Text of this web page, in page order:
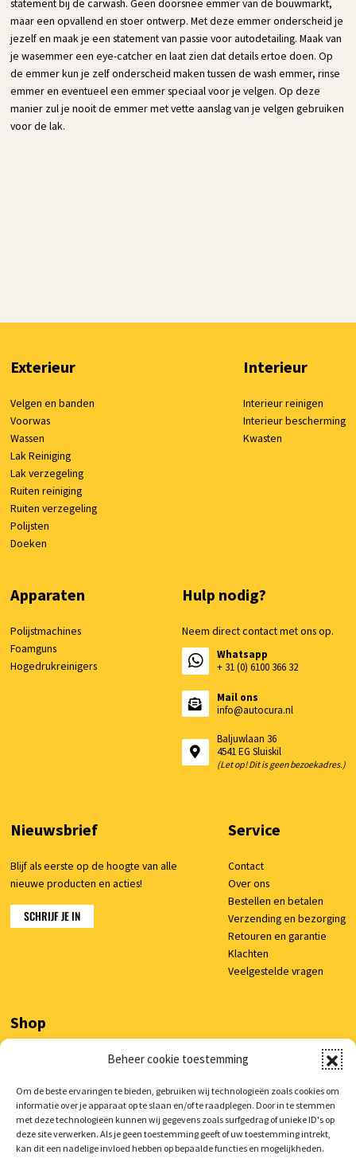
Beheer cookie toestemming
Om de beste ervaringen te bieden, gebruiken wij technologieën zoals cookies om
informatie over je apparaat op te slaan en/of te raadplegen. Door in te stemmen
met deze technologieën kunnen wij gegevens zoals surfgedrag of unieke ID's op
deze site verwerken. Als je geen toestemming geeft of uw toestemming intrekt,
kan dit een nadelige invloed hebben op bepaalde functies en mogelijkheden.
statement bij de carwash. Geen doorsnee emmer van de bouwmarkt,
maar een opvallend en stoer ontwerp. Met deze emmer onderscheid je
jezelf en maak je een statement van passie voor autodetailing. Maak van
je wasemmer een eye-catcher en laat zien dat details ertoe doen. Op
de emmer kun je zelf onderscheid maken tussen de wash emmer, rinse
emmer en eventueel een emmer speciaal voor je velgen. Op deze
manier zul je nooit de emmer met vette aanslag van je velgen gebruiken
voor de lak.
Exterieur
Velgen en banden
Voorwas
Wassen
Lak Reiniging
Lak verzegeling
Ruiten reiniging
Ruiten verzegeling
Polijsten
Doeken
Interieur
Interieur reinigen
Interieur bescherming
Kwasten
Apparaten
Polijstmachines
Foamguns
Hogedrukreinigers
Hulp nodig?
Neem direct contact met ons op.
Whatsapp
+ 31 (0) 6100 366 32
Mail ons
info@autocura.nl
Baljuwlaan 36
4541 EG Sluiskil
(Let op! Dit is geen bezoekadres.)
Nieuwsbrief
Blijf als eerste op de hoogte van alle
nieuwe producten en acties!
SCHRIJF JE IN
Service
Contact
Over ons
Bestellen en betalen
Verzending en bezorging
Retouren en garantie
Klachten
Veelgestelde vragen
Shop
© 2026 AutoCura / Privacy verklaring / Voorwaarden /
Cookie beleid